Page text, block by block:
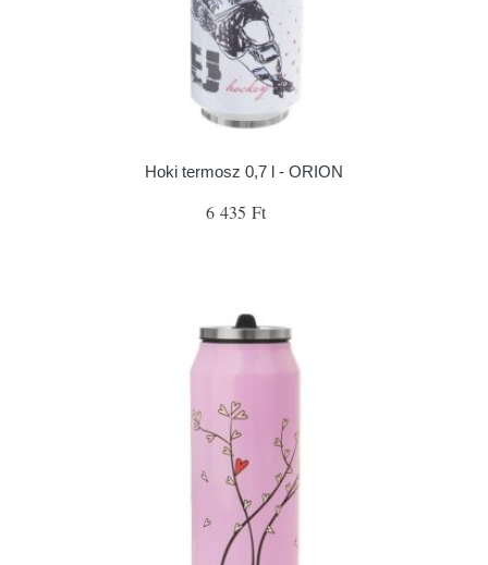
Hoki termosz 0,7 l - ORION
6 435 Ft